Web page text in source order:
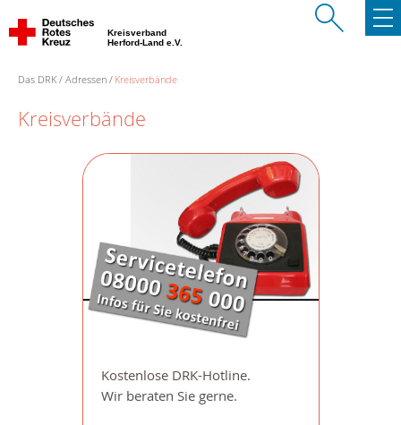
Kreisverband
Herford-Land e.V.
Das DRK Adressen Kreisverbände
Kreisverbände
Kostenlose DRK-Hotline.
Wir beraten Sie gerne.